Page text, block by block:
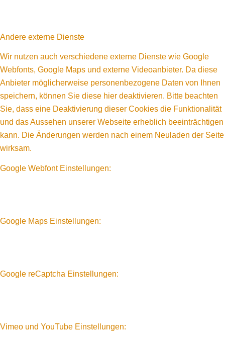
Andere externe Dienste
Wir nutzen auch verschiedene externe Dienste wie Google
Webfonts, Google Maps und externe Videoanbieter. Da diese
Anbieter möglicherweise personenbezogene Daten von Ihnen
speichern, können Sie diese hier deaktivieren. Bitte beachten
Sie, dass eine Deaktivierung dieser Cookies die Funktionalität
und das Aussehen unserer Webseite erheblich beeinträchtigen
kann. Die Änderungen werden nach einem Neuladen der Seite
wirksam.
Google Webfont Einstellungen:
Google Maps Einstellungen:
Google reCaptcha Einstellungen:
Vimeo und YouTube Einstellungen: